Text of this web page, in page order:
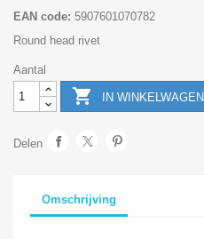
EAN code: 5907601070782
Round head rivet
Aantal
 IN WINKELWAGEN
Delen
Omschrijving